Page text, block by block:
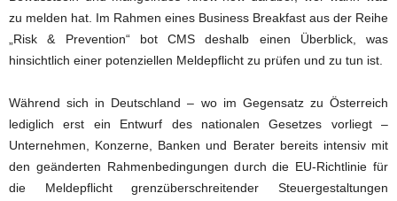
zu melden hat. Im Rahmen eines Business Breakfast aus der Reihe
„Risk & Prevention“ bot CMS deshalb einen Überblick, was
hinsichtlich einer potenziellen Meldepflicht zu prüfen und zu tun ist.
Während sich in Deutschland – wo im Gegensatz zu Österreich
lediglich erst ein Entwurf des nationalen Gesetzes vorliegt –
Unternehmen, Konzerne, Banken und Berater bereits intensiv mit
den geänderten Rahmenbedingungen durch die EU-Richtlinie für
die Meldepflicht grenzüberschreitender Steuergestaltungen